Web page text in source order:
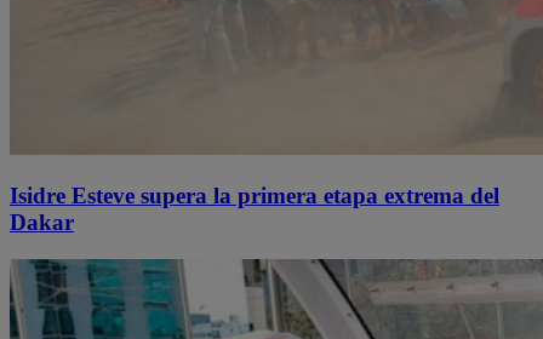
Isidre Esteve supera la primera etapa extrema del
Dakar